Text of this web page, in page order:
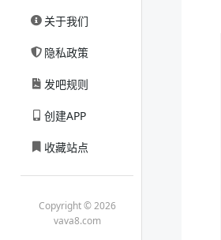
关于我们
隐私政策
发吧规则
创建APP
收藏站点
Copyright © 2026
vava8.com